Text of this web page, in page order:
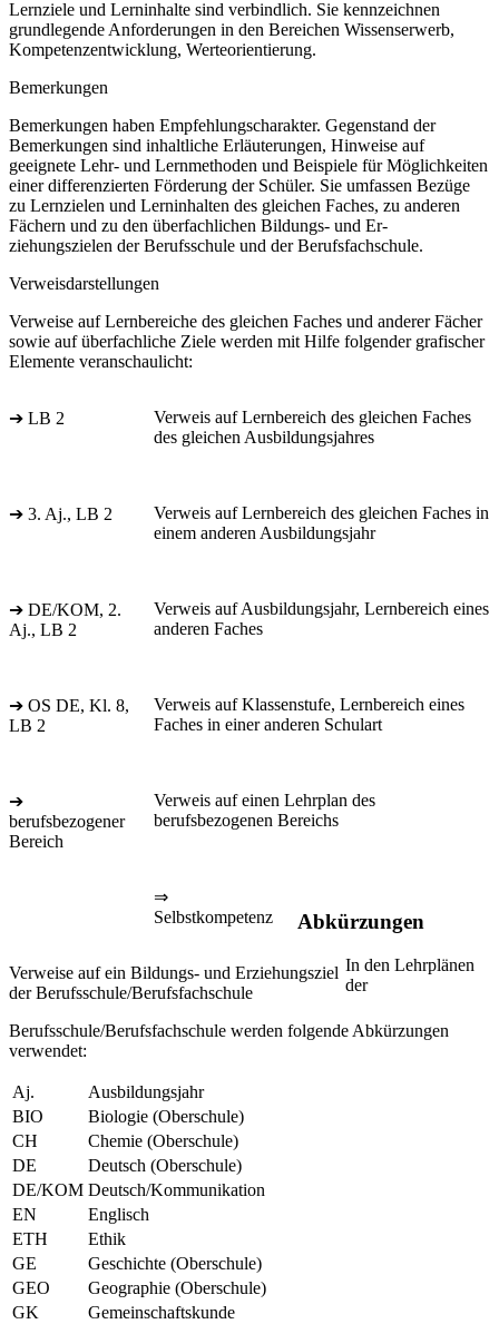
Lernziele und Lerninhalte sind verbindlich. Sie kennzeichnen
grundlegende Anforderungen in den Bereichen Wissenserwerb,
Kompetenzentwicklung, Werteorientierung.
Bemerkungen
Bemerkungen haben Empfehlungscharakter. Gegenstand der
Bemerkungen sind inhaltliche Erläuterungen, Hinweise auf
geeignete Lehr- und Lernmethoden und Beispiele für Möglichkeiten
einer differenzierten Förderung der Schüler. Sie umfassen Bezüge
zu Lernzielen und Lerninhalten des gleichen Faches, zu anderen
Fächern und zu den überfachlichen Bildungs- und Er-
ziehungszielen der Berufsschule und der Berufsfachschule.
Verweisdarstellungen
Verweise auf Lernbereiche des gleichen Faches und anderer Fächer
sowie auf überfachliche Ziele werden mit Hilfe folgender grafischer
Elemente veranschaulicht:
➔ LB 2
Verweis auf Lernbereich des gleichen Faches
des gleichen Ausbildungsjahres
➔ 3. Aj., LB 2
Verweis auf Lernbereich des gleichen Faches in
einem anderen Ausbildungsjahr
➔ DE/KOM, 2.
Aj., LB 2
Verweis auf Ausbildungsjahr, Lernbereich eines
anderen Faches
➔ OS DE, Kl. 8,
LB 2
Verweis auf Klassenstufe, Lernbereich eines
Faches in einer anderen Schulart
➔
berufsbezogener
Bereich
Verweis auf einen Lehrplan des
berufsbezogenen Bereichs
⇒
Selbstkompetenz
Verweise auf ein Bildungs- und Erziehungsziel
der Berufsschule/Berufsfachschule
Abkürzungen
In den Lehrplänen
der
Berufsschule/Berufsfachschule werden folgende Abkürzungen
verwendet:
Aj.
Ausbildungsjahr
BIO
Biologie (Oberschule)
CH
Chemie (Oberschule)
DE
Deutsch (Oberschule)
DE/KOM Deutsch/Kommunikation
EN
Englisch
ETH
Ethik
GE
Geschichte (Oberschule)
GEO
Geographie (Oberschule)
GK
Gemeinschaftskunde